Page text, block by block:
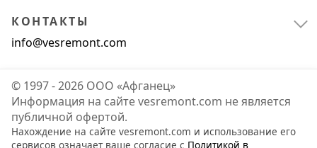
КОНТАКТЫ
info@vesremont.com
© 1997 - 2026 ООО «Афганец»
Информация на сайте vesremont.com не является
публичной офертой.
Нахождение на сайте vesremont.com и использование его
сервисов означает ваше согласие с Политикой в